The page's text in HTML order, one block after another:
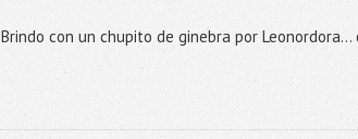
Brindo con un chupito de ginebra por Leonordora...